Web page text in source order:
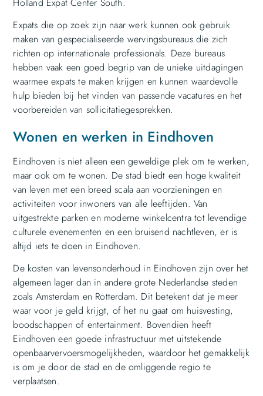
Expats die op zoek zijn naar werk kunnen ook gebruik
maken van gespecialiseerde wervingsbureaus die zich
richten op internationale professionals. Deze bureaus
hebben vaak een goed begrip van de unieke uitdagingen
waarmee expats te maken krijgen en kunnen waardevolle
hulp bieden bij het vinden van passende vacatures en het
voorbereiden van sollicitatiegesprekken.
Wonen en werken in Eindhoven
Eindhoven is niet alleen een geweldige plek om te werken,
maar ook om te wonen. De stad biedt een hoge kwaliteit
van leven met een breed scala aan voorzieningen en
activiteiten voor inwoners van alle leeftijden. Van
uitgestrekte parken en moderne winkelcentra tot levendige
culturele evenementen en een bruisend nachtleven, er is
altijd iets te doen in Eindhoven.
De kosten van levensonderhoud in Eindhoven zijn over het
algemeen lager dan in andere grote Nederlandse steden
zoals Amsterdam en Rotterdam. Dit betekent dat je meer
waar voor je geld krijgt, of het nu gaat om huisvesting,
boodschappen of entertainment. Bovendien heeft
Eindhoven een goede infrastructuur met uitstekende
openbaarvervoersmogelijkheden, waardoor het gemakkelijk
is om je door de stad en de omliggende regio te
verplaatsen.